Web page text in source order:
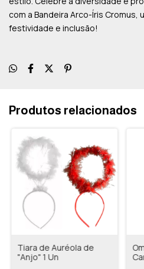
com a Bandeira Arco-Íris Cromus,
festividade e inclusão!
Produtos relacionados
Tiara de Auréola de
"Anjo" 1 Un